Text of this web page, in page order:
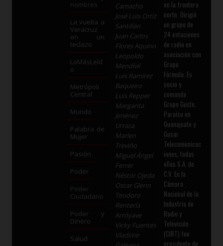
nombres
La vuelta a
Veracruz
en un
teclazo
LoMásLeíd
o
Metrópoli
Central
Mundo
Palabra de
Mujer
Pasión
Poder
Poder
Ciudadano
Poder y
Dinero
Salud
Camacho
José Luis Ortiz
Santillán
Juan Carlos
Flores Aquino
Leopoldo
Mendívil
Luis Ramírez
Baqueiro
Luis Repper
Margarita
Jiménez
Urraca
Marlen
Treviño
Miguel Ángel
Ferrer
Néstor Ojeda
Oscar Glenn
Teodoro
Rentería
Arróyave
Vicky Fuentes
Vladimir
en la frontera
norte. Dirigió
un grupo de
24 estaciones
de radio en
asociación con
Grupo
Fórmula. Es
socio y
comanda
Grupo Guste,
Paraíso en
Guanajuato y
Gusar
Telecomunicac
iones, todas
ellas S.A. de
C.V. En la
Cámara
Nacional de la
Industria de
Radio y
Televisión
(CIRT) fue
presidente de